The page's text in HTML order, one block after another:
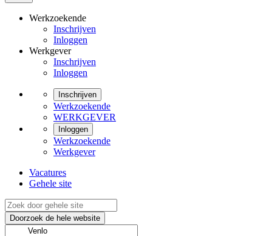
Werkzoekende
Inschrijven
Inloggen
Werkgever
Inschrijven
Inloggen
Inschrijven
Werkzoekende
WERKGEVER
Inloggen
Werkzoekende
Werkgever
Vacatures
Gehele site